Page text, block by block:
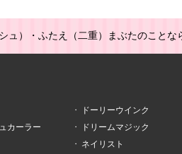
ュ）・ふたえ（二重）まぶたのことな
カーラー
ドーリーウインク
ドリームマジック
ネイリスト